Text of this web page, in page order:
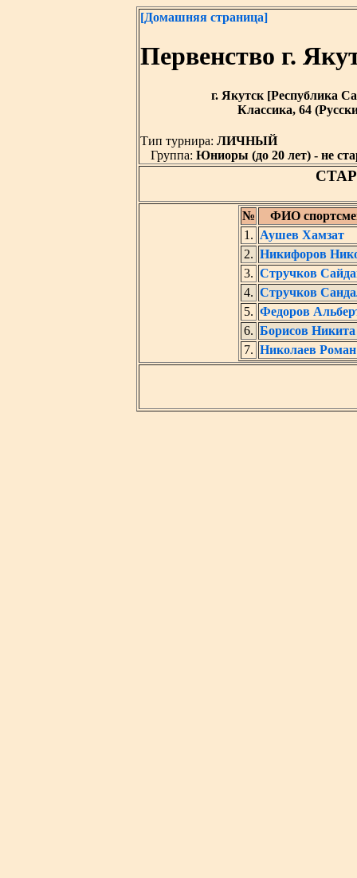
[Домашняя страница]
Первенство г.
г. Якутск [Республика
Классика, 64
Тип турнира: ЛИЧНЫЙ
Группа: Юниоры (до 20 лет) - не
№
ФИО
1. Аушев Хамзат
2. Никифоров
3. Стручков
4. Стручков
5. Федоров
6. Борисов Никита
7. Николаев Роман